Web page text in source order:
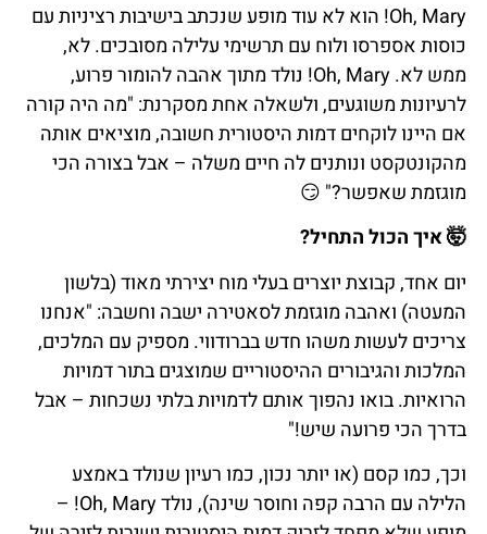
Oh, Mary! הוא לא עוד מופע שנכתב בישיבות רציניות עם
כוסות אספרסו ולוח עם תרשימי עלילה מסובכים. לא,
ממש לא. Oh, Mary! נולד מתוך אהבה להומור פרוע,
לרעיונות משוגעים, ולשאלה אחת מסקרנת: "מה היה קורה
אם היינו לוקחים דמות היסטורית חשובה, מוציאים אותה
מהקונטקסט ונותנים לה חיים משלה – אבל בצורה הכי
מוגזמת שאפשר?" 😏
🤯 איך הכול התחיל?
יום אחד, קבוצת יוצרים בעלי מוח יצירתי מאוד (בלשון
המעטה) ואהבה מוגזמת לסאטירה ישבה וחשבה: "אנחנו
צריכים לעשות משהו חדש בברודווי. מספיק עם המלכים,
המלכות והגיבורים ההיסטוריים שמוצגים בתור דמויות
הרואיות. בואו נהפוך אותם לדמויות בלתי נשכחות – אבל
בדרך הכי פרועה שיש!"
וכך, כמו קסם (או יותר נכון, כמו רעיון שנולד באמצע
הלילה עם הרבה קפה וחוסר שינה), נולד Oh, Mary! –